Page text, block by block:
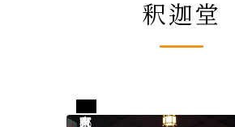
大学コラボプロジェクト
いろり端
釈迦堂